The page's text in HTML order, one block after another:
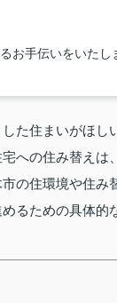
お手伝いをいた
た住まいがほし
への住み替えは
の住環境や住み
るための具体的